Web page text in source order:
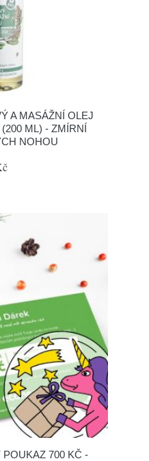
A MASÁŽNÍ OLEJ
ML) - ZMÍRNÍ
NOHOU
700 KČ -